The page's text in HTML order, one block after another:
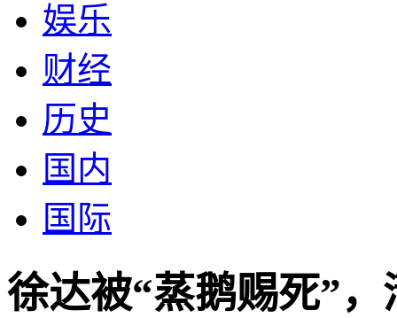
娱乐
财经
历史
国内
国际
徐达被“蒸鹅赐死”